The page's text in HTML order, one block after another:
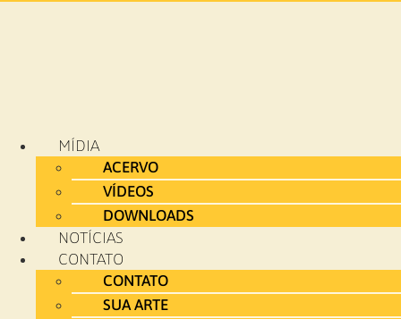
MÍDIA
ACERVO
VÍDEOS
DOWNLOADS
NOTÍCIAS
CONTATO
CONTATO
SUA ARTE